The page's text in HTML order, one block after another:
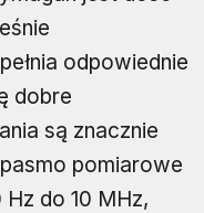
odpowiednie
dobre
są znacznie
pomiarowe
do 10 MHz,